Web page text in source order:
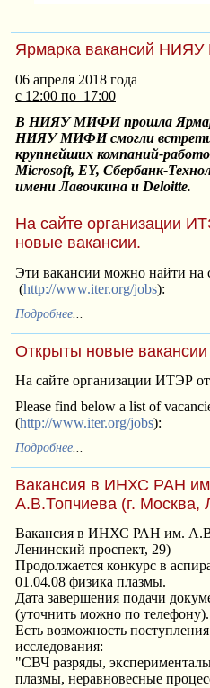
Ярмарка вакансий
06 апреля 2018 года
с 12:00 по 17:00
В НИЯУ МИФИ прошла
НИЯУ МИФИ смогли
крупнейших компаний-
Microsoft, EY, Сбербанк-
имени Лавочкина и Deloitte.
На сайте организации
новые вакансии.
Эти вакансии можно найти на
(http://www.iter.org/jobs):
Подробнее
Открыты новые
На сайте организации ИТЭР
Please find below a list of
(http://www.iter.org/jobs):
Подробнее...
Вакансия в ИНХС РАН
А.В.Топчиева (г. Москва,
Вакансия в ИНХС РАН им.
Ленинский проспект, 29)
Продолжается конкурс в
01.04.08 физика плазмы.
Дата завершения подачи
(уточнить можно по телефону).
Есть возможность
исследования:
"СВЧ разряды,
плазмы, неравновесные